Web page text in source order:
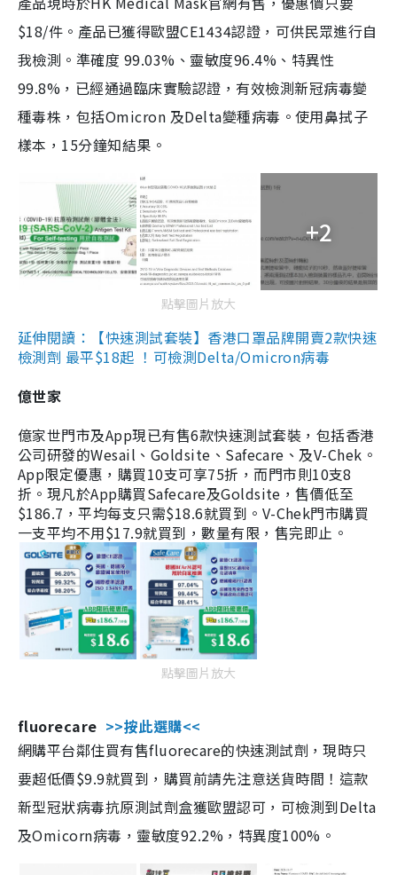
$18/件。產品已獲得歐盟CE1434認證，可供民眾進行自
我檢測。準確度 99.03%、靈敏度96.4%、特異性
99.8%，已經通過臨床實驗認證，有效檢測新冠病毒變
種毒株，包括Omicron 及Delta變種病毒。使用鼻拭子
樣本，15分鐘知結果。
+2
點擊圖片放大
延伸閱讀：【快速測試套裝】香港口罩品牌開賣2款快速
檢測劑 最平$18起 ！可檢測Delta/Omicron病毒
億世家
億家世門市及App現已有售6款快速測試套裝，包括香港
公司研發的Wesail、Goldsite、Safecare、及V-Chek。
App限定優惠，購買10支可享75折，而門市則10支8
折。現凡於App購買Safecare及Goldsite，售價低至
$186.7，平均每支只需$18.6就買到。V-Chek門市購買
一支平均不用$17.9就買到，數量有限，售完即止。
點擊圖片放大
fluorecare >>按此選購<<
網購平台鄰住買有售fluorecare的快速測試劑，現時只
要超低價$9.9就買到，購買前請先注意送貨時間！這款
新型冠狀病毒抗原測試劑盒獲歐盟認可，可檢測到Delta
及Omicorn病毒，靈敏度92.2%，特異度100%。